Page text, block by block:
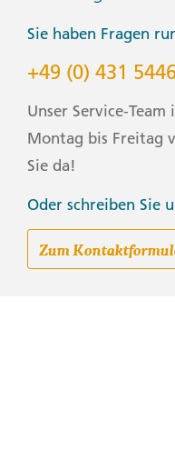
Sie haben Fragen
+49 (0) 431
Unser Service-Team
Montag bis Freitag
Sie da!
Oder schreiben Sie
Zum